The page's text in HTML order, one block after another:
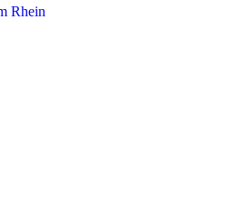
Rhein